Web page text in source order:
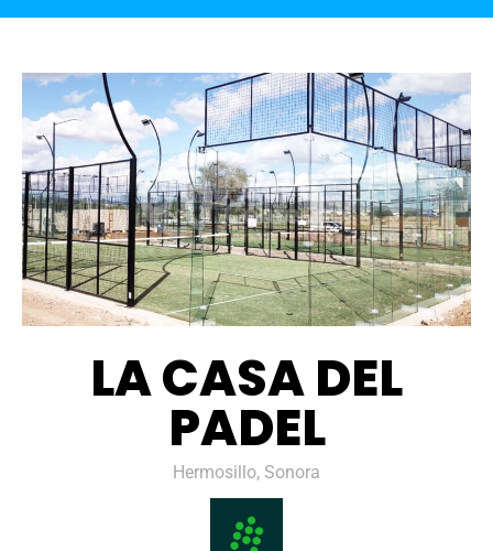
LA CASA DEL
PADEL
Hermosillo, Sonora